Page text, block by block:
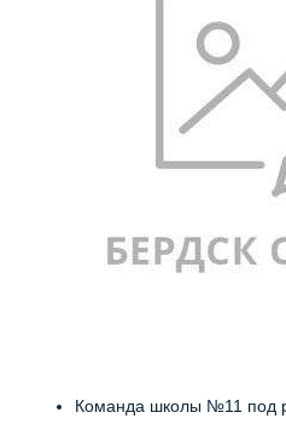
Команда школы №11 под